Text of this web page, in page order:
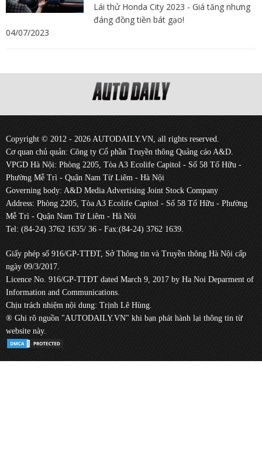
Lái thử Honda City 2023 - Giá tăng nhưng
đáng đồng tiền bát gạo!
04/07/2023
Copyright © 2012 - 2026 AUTODAILY.VN, all rights reserved.
Cơ quan chủ quản: Công ty Cổ phần Truyền thông Quảng cáo A&D.
VPGD Hà Nội: Phòng 2205, Tòa A3 Ecolife Capitol - Số 58 Tố Hữu -
Phường Mễ Trì - Quận Nam Từ Liêm - Hà Nội
Governing body: A&D Media Advertising Joint Stock Company
Address: Phòng 2205, Tòa A3 Ecolife Capitol - Số 58 Tố Hữu - Phường
Mễ Trì - Quận Nam Từ Liêm - Hà Nội
Tel: (84-24) 3762 1635/ 36 - Fax:(84-24) 3762 1639.
Giấy phép số 916/GP-TTĐT, Sở Thông tin và Truyền thông Hà Nội cấp
ngày 09/3/2017.
Licence No. 916/GP-TTĐT dated March 9, 2017 by Ha Noi Deparment of
Information and Communications.
Chịu trách nhiệm nội dung: Trịnh Lê Hùng.
® Ghi rõ nguồn "AUTODAILY.VN" khi bạn phát hành lại thông tin từ
website này.